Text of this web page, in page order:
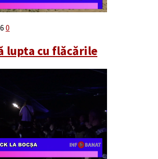
0
lupta cu flăcările